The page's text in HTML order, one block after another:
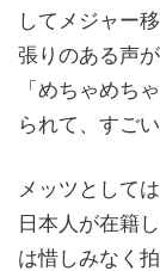
してメジャー
張りのある声
「めちゃめち
られて、すご
メッツとして
日本人が在籍
は惜しみなく